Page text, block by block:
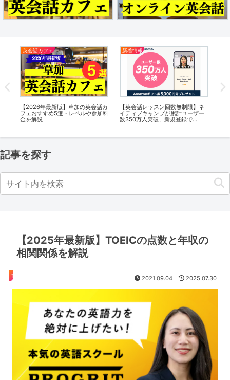
英会話カフェ
【2026年最新版】草加の英会話カ
フェおすすめ5選・レベルや参加料
金を解説
新着情報
【英会話レッスン回数無制限】ネ
イティブキャンプが累計ユーザー
数350万人突破、新規登録で
記事を探す
【2025年最新版】TOEICの点数と年収の
相関関係を解説
TOEIC 2021.09.04 2025.07.30